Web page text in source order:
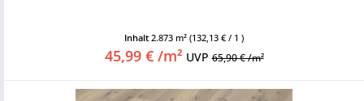
Inhalt 2.873 m² (132,13 € / 1 )
45,99 € /m² UVP65,90 € /m²